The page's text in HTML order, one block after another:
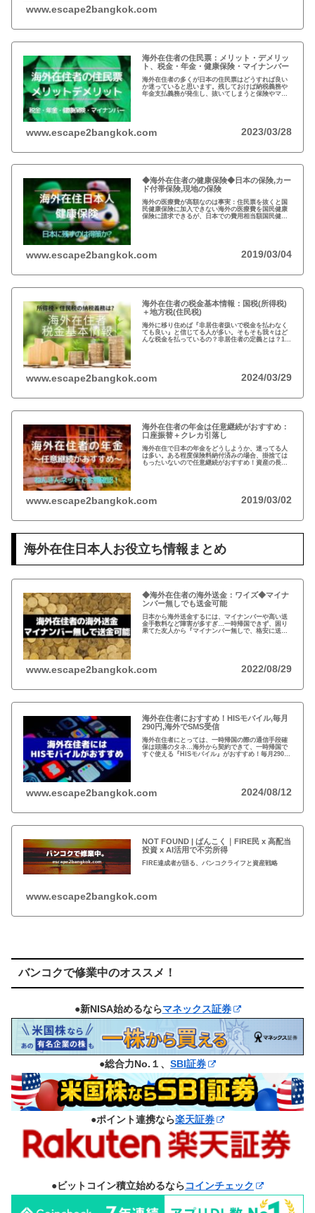
www.escape2bangkok.com
海外在住者の住民票：メリット・デメリッ
ト、税金・年金・健康保険・マイナンバー
海外在住者の多くが日本の住民票はどうすれば良い
か迷っていると思います。残しておけば納税義務や
年金支払義務が発生し、抜いてしまうと保険やマイ
www.escape2bangkok.com 2023/03/28
◆海外在住者の健康保険◆日本の保険,カー
ド付帯保険,現地の保険
海外の医療費が高額なのは事実：住民票を抜くと国
民健康保険に加入できない海外の医療費を国民健康
保険に請求できるが、日本での費用相当額国民健康
www.escape2bangkok.com 2019/03/04
海外在住者の税金基本情報：国税(所得税)
＋地方税(住民税)
海外に移り住めば『非居住者扱いで税金を払わなく
ても良い』と信じてる人が多い。そもそも我々はど
んな税金を払っているの？非居住者の定義とは？1月
www.escape2bangkok.com 2024/03/29
海外在住者の年金は任意継続がおすすめ：
口座振替＋クレカ引落し
海外在住で日本の年金をどうしようか、迷ってる人
は多い。ある程度保険料納付済みの場合、掛捨ては
もったいないので任意継続がおすすめ！資産の長期
www.escape2bangkok.com 2019/03/02
海外在住日本人お役立ち情報まとめ
◆海外在住者の海外送金：ワイズ◆マイナ
ンバー無しでも送金可能
日本から海外送金するには、マイナンバーや高い送
金手数料など障害が多すぎ…一時帰国できず、困り
果てた友人から『マイナンバー無しで、格安に送金
www.escape2bangkok.com 2022/08/29
海外在住者におすすめ！HISモバイル,毎月
290円,海外でSMS受信
海外在住者にとっては、一時帰国の際の通信手段確
保は頭痛のタネ…海外から契約できて、一時帰国で
すぐ使える『HISモバイル』がおすすめ！毎月290円
www.escape2bangkok.com 2024/08/12
NOT FOUND | ばんこく｜FIRE民 x 高配当
投資 x AI活用で不労所得
FIRE達成者が語る、バンコクライフと資産戦略
www.escape2bangkok.com
バンコクで修業中のオススメ！
●新NISA始めるならマネックス証券
●総合力No.１、 SBI証券
●ポイント連携なら楽天証券
●ビットコイン積立始めるならコインチェック